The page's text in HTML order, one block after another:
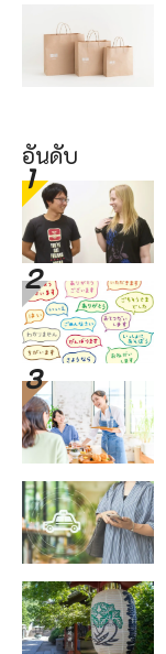
อันดับ